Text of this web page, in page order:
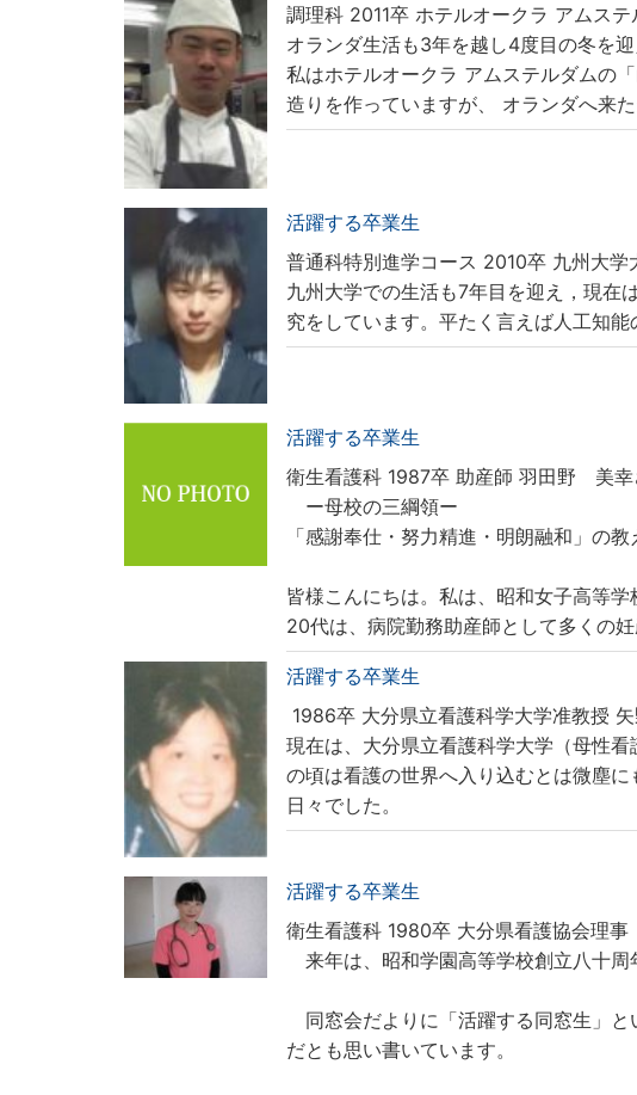
調理科 2011卒 ホテルオークラ アムス
オランダ生活も3年を越し4度目の冬を迎
私はホテルオークラ アムステルダムの
造りを作っていますが、 オランダへ来
活躍する卒業生
普通科特別進学コース 2010卒 九州大
九州大学での生活も7年目を迎え，現在
究をしています。平たく言えば人工知
活躍する卒業生
衛生看護科 1987卒助産師 羽田野 美幸
ー母校の三綱領ー
「感謝奉仕・努力精進・明朗融和」の教
皆様こんにちは。私は、昭和女子高等
20代は、病院勤務助産師として多くの
活躍する卒業生
1986卒 大分県立看護科学大学准教授
現在は、大分県立看護科学大学（母性
の頃は看護の世界へ入り込むとは微塵
日々でした。
活躍する卒業生
衛生看護科 1980卒 大分県看護協会理
来年は、昭和学園高等学校創立八十周
同窓会だよりに「活躍する同窓生」と
だとも思い書いています。